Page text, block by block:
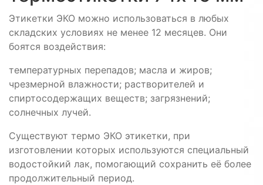
Этикетки ЭКО можно использоваться в любых
складских условиях не менее 12 месяцев. Они
боятся воздействия:
температурных перепадов; масла и жиров;
чрезмерной влажности; растворителей и
спиртосодержащих веществ; загрязнений;
солнечных лучей.
Существуют термо ЭКО этикетки, при
изготовлении которых используются специальный
водостойкий лак, помогающий сохранить её более
продолжительный период.